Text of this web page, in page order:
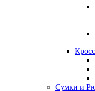
Сумки и